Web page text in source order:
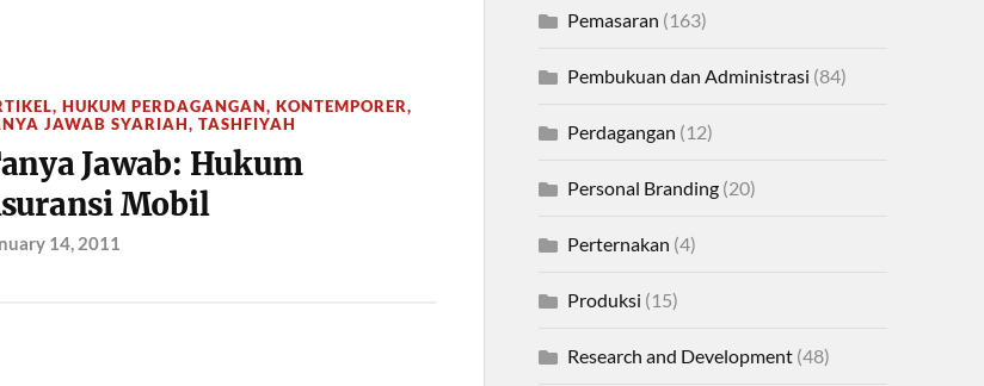
, HUKUM PERDAGANGAN, KONTEMPORER,
JAWAB SYARIAH, TASHFIYAH
Jawab: Hukum
Mobil
14, 2011
Pemasaran (163)
Pembukuan dan Administrasi (84)
Perdagangan (12)
Personal Branding(20)
Perternakan (4)
Produksi (15)
Research and Development(48)